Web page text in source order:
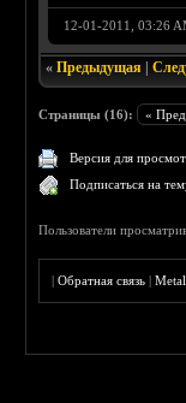
12-01-2011, 03:26
«Предыдущая |
Страницы (16): «
Версия для
Подписаться на
Пользователи
|Обратная связь |